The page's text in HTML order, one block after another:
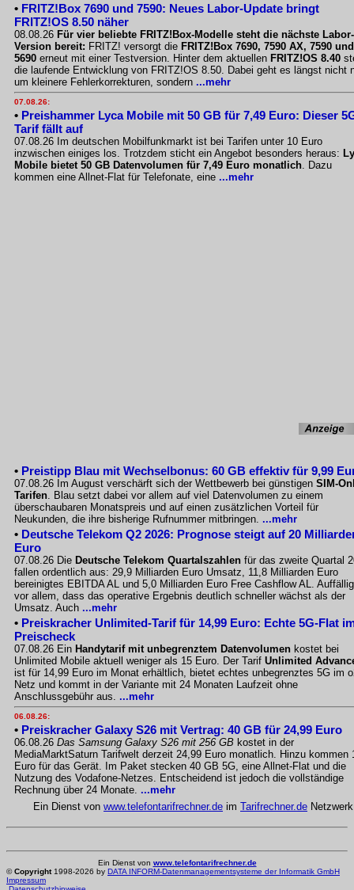
• FRITZ!Box 7690 und 7590: Neues Labor-Update bringt
FRITZ!OS 8.50 näher
08.08.26 Für vier beliebte FRITZ!Box-Modelle steht die nächste Labor-
Version bereit: FRITZ! versorgt die FRITZ!Box 7690, 7590 AX, 7590 und
5690 erneut mit einer Testversion. Hinter dem aktuellen FRITZ!OS 8.40
die laufende Entwicklung von FRITZ!OS 8.50. Dabei geht es längst nicht
um kleinere Fehlerkorrekturen, sondern ...mehr
07.08.26:
• Preishammer Lyca Mobile mit 50 GB für 7,49 Euro: Dieser
Tarif fällt auf
07.08.26 Im deutschen Mobilfunkmarkt ist bei Tarifen unter 10 Euro
inzwischen einiges los. Trotzdem sticht ein Angebot besonders heraus:
Mobile bietet 50 GB Datenvolumen für 7,49 Euro monatlich. Dazu
kommen eine Allnet-Flat für Telefonate, eine ...mehr
• Preistipp Blau mit Wechselbonus: 60 GB effektiv für 9,99
07.08.26 Im August verschärft sich der Wettbewerb bei günstigen SIM-
Tarifen. Blau setzt dabei vor allem auf viel Datenvolumen zu einem
überschaubaren Monatspreis und auf einen zusätzlichen Vorteil für
Neukunden, die ihre bisherige Rufnummer mitbringen. ...mehr
• Deutsche Telekom Q2 2026: Prognose steigt auf 20
Euro
07.08.26 Die Deutsche Telekom Quartalszahlen für das zweite Quartal
fallen ordentlich aus: 29,9 Milliarden Euro Umsatz, 11,8 Milliarden Euro
bereinigtes EBITDA AL und 5,0 Milliarden Euro Free Cashflow AL.
vor allem, dass das operative Ergebnis deutlich schneller wächst als der
Umsatz. Auch ...mehr
• Preiskracher Unlimited-Tarif für 14,99 Euro: Echte 5G-Flat
Preischeck
07.08.26 Ein Handytarif mit unbegrenztem Datenvolumen kostet bei
Unlimited Mobile aktuell weniger als 15 Euro. Der Tarif Unlimited
ist für 14,99 Euro im Monat erhältlich, bietet echtes unbegrenztes 5G im
Netz und kommt in der Variante mit 24 Monaten Laufzeit ohne
Anschlussgebühr aus. ...mehr
06.08.26:
• Preiskracher Galaxy S26 mit Vertrag: 40 GB für 24,99 Euro
06.08.26 Das Samsung Galaxy S26 mit 256 GB kostet in der
MediaMarktSaturn Tarifwelt derzeit 24,99 Euro monatlich. Hinzu kommen
Euro für das Gerät. Im Paket stecken 40 GB 5G, eine Allnet-Flat und die
Nutzung des Vodafone-Netzes. Entscheidend ist jedoch die vollständige
Rechnung über 24 Monate. ...mehr
Ein Dienst von www.telefontarifrechner.de im Tarifrechner.de Netzwerk
Ein Dienst von www.telefontarifrechner.de
©Copyright1998-2026 by DATA INFORM-Datenmanagementsysteme der Informatik GmbH
Impressum